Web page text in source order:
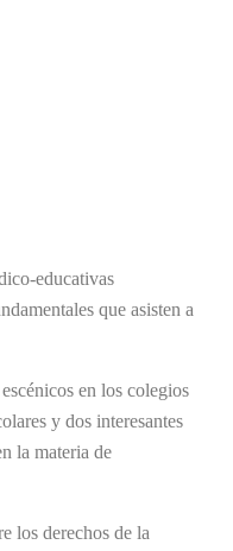
educativas
que asisten a
en los colegios
y dos interesantes
la materia de
los derechos de la